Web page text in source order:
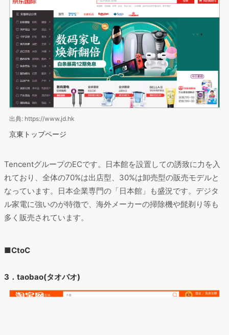
出典: https://www.jd.hk
京東トップページ
TencentグループのECです。日本館を設置しての誘致に力を入
れており、全体の70%は出店型、30%は卸売型の販売モデルと
なっています。日本企業専門の「日本館」も盛況です。デジタ
ル家電に強いのが特徴で、海外メーカーの掃除機や髭剃り等も
多く販売されています。
■CtoC
3．taobao(タオバオ)